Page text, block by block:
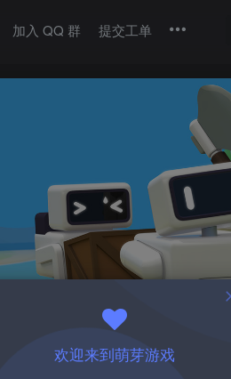
加入 QQ 群 提交工单
欢迎来到萌芽游戏